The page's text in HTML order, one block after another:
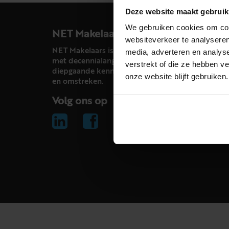
Deze website maakt
We gebruiken cookies om
websiteverkeer te
media, adverteren en
verstrekt of die ze hebben
onze website blijft gebruiken.
NET Makelaars
NET Makelaars is een modern makelaarskantoor
met decennialange ervaring in het vak en
diepgaande kennis van de huizenmarkt in
en omstreken.
Volg ons op